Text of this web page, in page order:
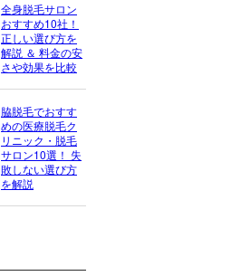
全身脱毛サロン
おすすめ10社！
正しい選び方を
解説 ＆ 料金の安
さや効果を比較
脇脱毛でおすす
めの医療脱毛ク
リニック・脱毛
サロン10選！ 失
敗しない選び方
を解説